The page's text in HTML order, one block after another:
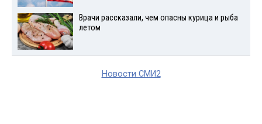
Врачи рассказали, чем опасны курица и рыба
летом
Новости СМИ2